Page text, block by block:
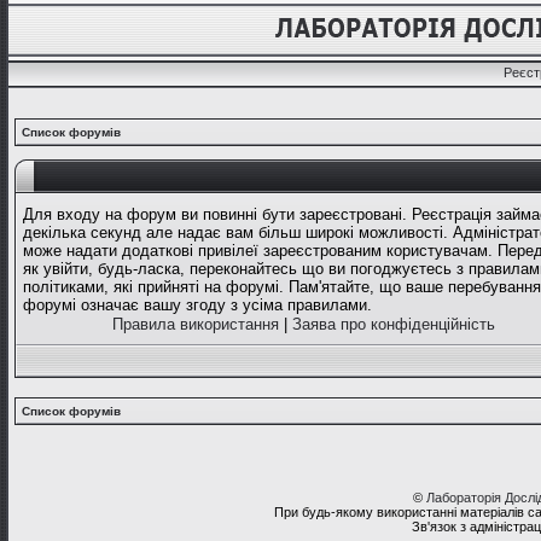
Список форумів
Для входу на форум ви повинні бути зареєстровані. Реєстрація
декілька секунд але надає вам більш широкі можливості.
може надати додаткові привілеї зареєстрованим користувачам.
як увійти, будь-ласка, переконайтесь що ви погоджуєтесь з
політиками, які прийняті на форумі. Пам'ятайте, що ваше
форумі означає вашу згоду з усіма правилами.
Правила використання
Заява про конфіденційність
Список форумів
© Лабораторія
При будь-якому використанні матеріалів
Зв'язок з